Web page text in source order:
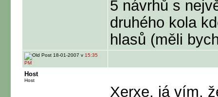
5 návrhů s
druhého kola
hlasů (měli
18-01-2007 v 15:35
PM
Host
Host
Xerxe, já vím,